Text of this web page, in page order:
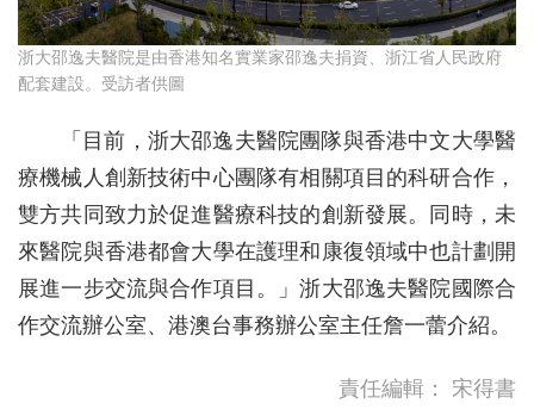
浙大邵逸夫醫院是由香港知名實業家邵逸夫捐資、浙江省人民政府
配套建設。受訪者供圖
「目前，浙大邵逸夫醫院團隊與香港中文大學醫
療機械人創新技術中心團隊有相關項目的科研合作，
雙方共同致力於促進醫療科技的創新發展。同時，未
來醫院與香港都會大學在護理和康復領域中也計劃開
展進一步交流與合作項目。」浙大邵逸夫醫院國際合
作交流辦公室、港澳台事務辦公室主任詹一蕾介紹。
責任編輯： 宋得書